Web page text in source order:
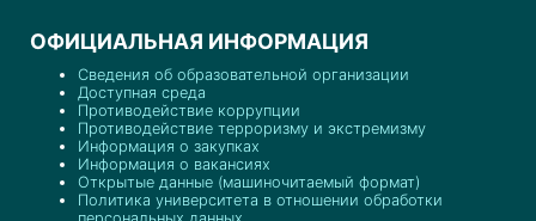
ОФИЦИАЛЬНАЯ ИНФОРМАЦИЯ
Сведения об образовательной организации
Доступная среда
Противодействие коррупции
Противодействие терроризму и экстремизму
Информация о закупках
Информация о вакансиях
Открытые данные (машиночитаемый формат)
Политика университета в отношении обработки